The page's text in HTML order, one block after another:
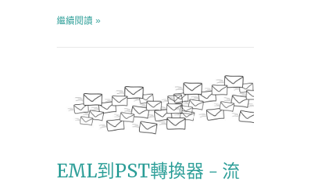
繼續閱讀 »
EML到PST轉換器 - 流